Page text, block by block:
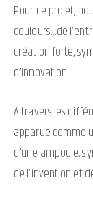
Pour ce projet,
couleurs…de
création forte,
d’innovation.
A travers les
apparue comme
d’une ampoule,
de l’invention et